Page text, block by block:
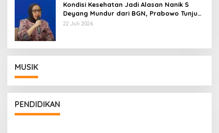
Kondisi Kesehatan Jadi Alasan Nanik S
Deyang Mundur dari BGN, Prabowo Tunjuk
Wamentan Sudaryono
22 Juli 2026
MUSIK
PENDIDIKAN